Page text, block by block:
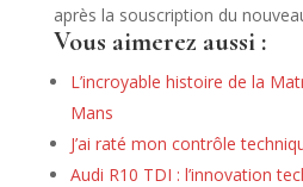
après la souscription du
Vous aimerez aussi :
L’incroyable histoire de la
Mans
J’ai raté mon contrôle
Audi R10 TDI : l’innovation